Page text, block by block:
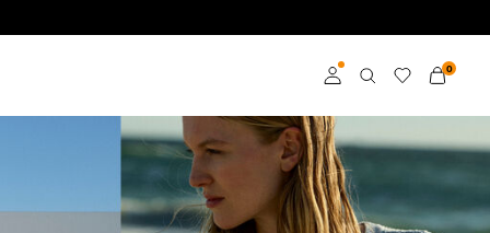
Anmelden
Mitglied werden
0